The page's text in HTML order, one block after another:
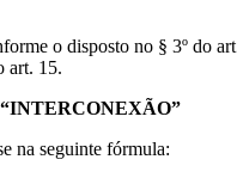
o disposto no § 3º do
art. 15.
na seguinte fórmula: